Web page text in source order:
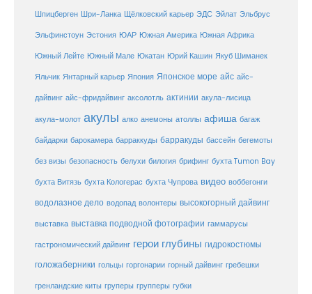
Шпицберген Шри-Ланка Щёлковский карьер ЭДС Эйлат Эльбрус
Эльфинстоун Эстония ЮАР Южная Америка Южная Африка
Южный Лейте Южный Мале Юкатан Юрий Кашин Якуб Шиманек
Яльчик Янтарный карьер Япония Японское море айс айс-
дайвинг айс-фридайвинг аксолотль актинии акула-лисица
акула-молот акулы алко анемоны атоллы афиша багаж
байдарки барокамера барраккуды барракуды бассейн бегемоты
без визы безопасность белухи билогия брифинг бухта Tumon Bay
бухта Витязь бухта Кологерас бухта Чупрова видео воббегонги
водолазное дело водопад волонтеры высокогорный дайвинг
выставка выставка подводной фотографии гаммарусы
гастрономический дайвинг герои глубины гидрокостюмы
голожаберники гольцы горгонарии горный дайвинг гребешки
гренландские киты груперы групперы губки